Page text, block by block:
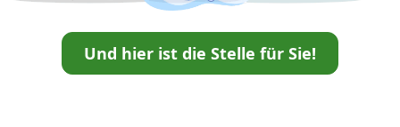
Und hier ist die Stelle für Sie!